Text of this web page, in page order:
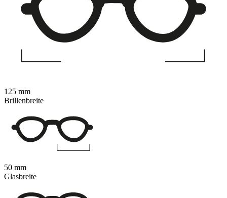
125 mm
Brillenbreite
50 mm
Glasbreite